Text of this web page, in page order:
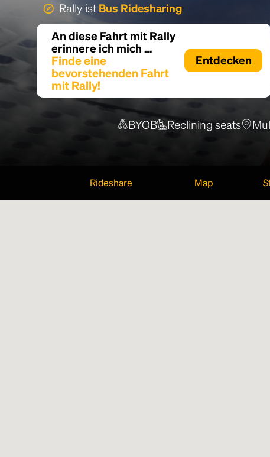
Rally ist Bus Ridesharing
An diese Fahrt mit Rally
erinnere ich mich …
Finde eine
bevorstehenden Fahrt
mit Rally!
Entdecken
BYOB Reclining seats
Rideshare Map